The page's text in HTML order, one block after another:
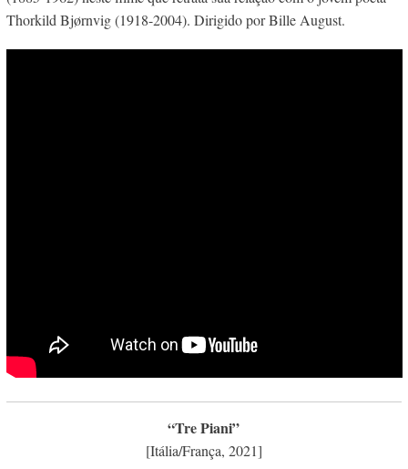
Thorkild Bjørnvig (1918-2004). Dirigido por Bille August.
“Tre Piani”
[Itália/França, 2021]